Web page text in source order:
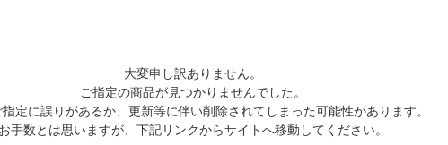
大変申し訳ありません。
ご指定の商品が見つかりませんでした。
指定に誤りがあるか、更新等に伴い削除されてしまった可能性があります。
お手数とは思いますが、下記リンクからサイトへ移動してください。